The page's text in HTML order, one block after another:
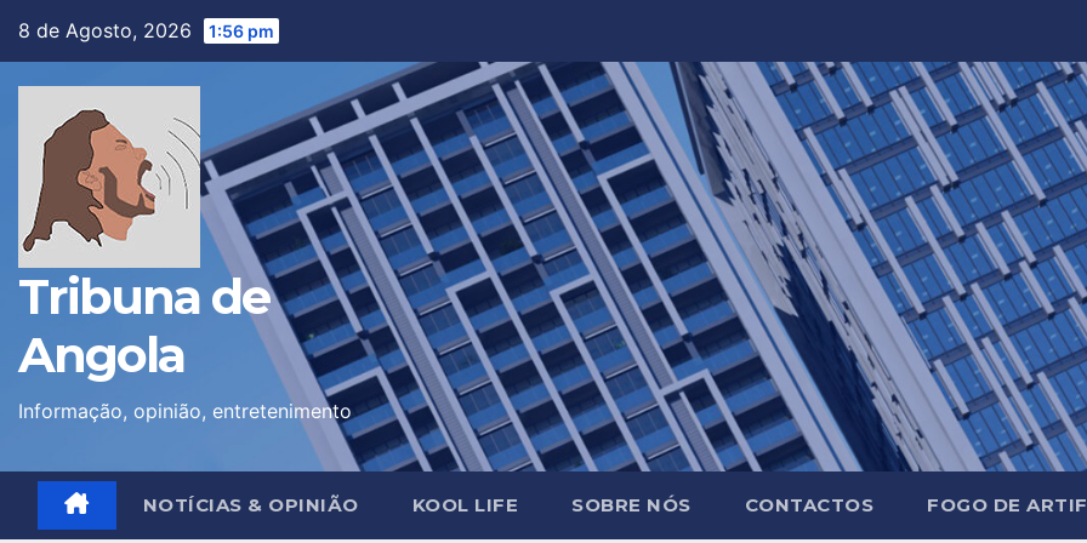
8 de Agosto, 2026 1:56 pm
Tribuna de
Angola
Informação, opinião, entretenimento
NOTÍCIAS & OPINIÃO KOOL LIFE SOBRE NÓS CONTACTOS FOGO DE